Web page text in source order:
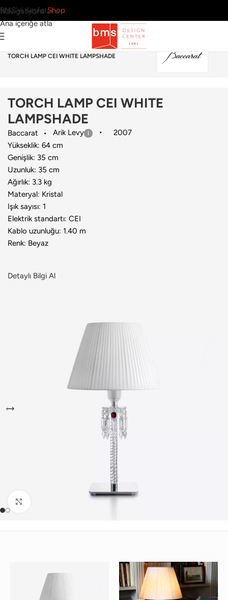
Navigasyona atla
Ana içeriğe atla
BMS’yi KeşfetShop
Masa Lambası› Baccarat
TORCH LAMP CEI WHITE LAMPSHADE
TORCH LAMP CEI WHITE
LAMPSHADE
Baccarat Arik Levy
2007
Yükseklik: 64 cm
Genişlik: 35 cm
Uzunluk: 35 cm
Ağırlık: 3.3 kg
Materyal: Kristal
Işık sayısı: 1
Elektrik standartı: CEI
Kablo uzunluğu: 1.40 m
Renk: Beyaz
Detaylı Bilgi Al
Büyütmek için tıklayın